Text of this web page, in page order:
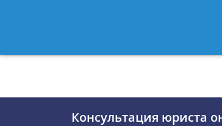
8
Консультация юриста